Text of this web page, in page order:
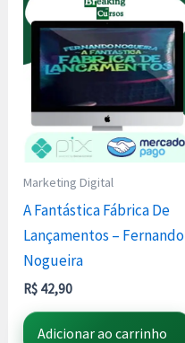
Marketing Digital
A Fantástica Fábrica De
Lançamentos – Fernando
Nogueira
R$ 42,90
Adicionar ao carrinho